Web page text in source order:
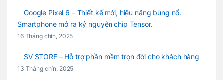
Google Pixel 6 – Thiết kế mới, hiệu năng bùng nổ.
Smartphone mở ra kỷ nguyên chip Tensor.
16 Tháng chín, 2025
SV STORE – Hỗ trợ phần mềm trọn đời cho khách hàng
13 Tháng chín, 2025